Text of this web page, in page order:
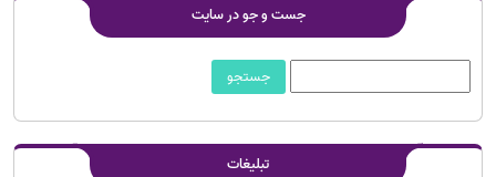
جست و جو در سایت
تبلیغات